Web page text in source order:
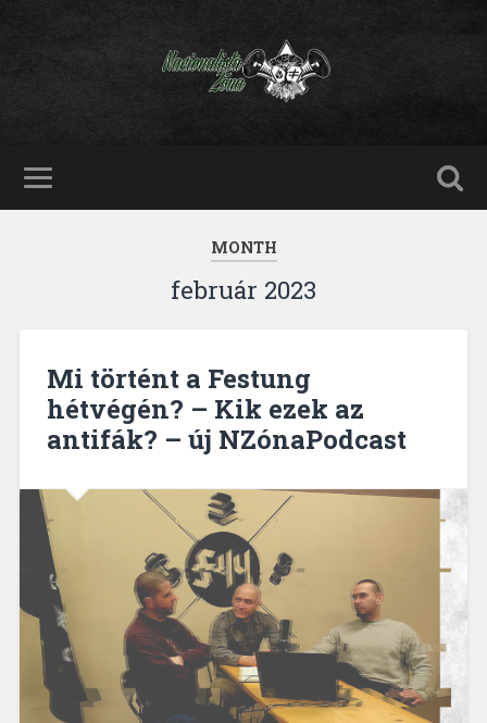
MONTH
február 2023
Mi történt a Festung
hétvégén? – Kik ezek az
antifák? – új NZónaPodcast